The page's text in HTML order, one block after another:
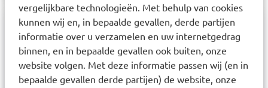
vergelijkbare technologieën. Met behulp van cookies
kunnen wij en, in bepaalde gevallen, derde partijen
informatie over u verzamelen en uw internetgedrag
binnen, en in bepaalde gevallen ook buiten, onze
website volgen. Met deze informatie passen wij (en in
bepaalde gevallen derde partijen) de website, onze
Samenstelling
Zachte non?woven topsheet en een absorberende
kern van fluffpulp en superabsorberend polymeer